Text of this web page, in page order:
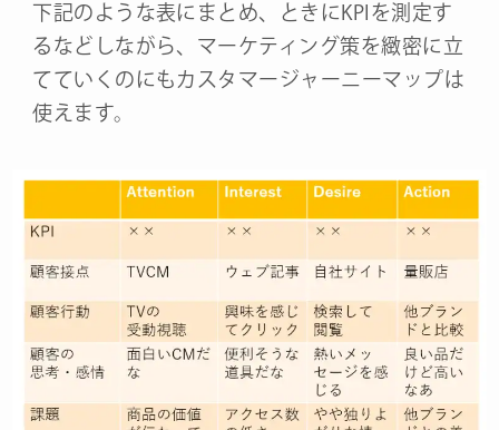
下記のような表にまとめ、ときにKPIを測定す
るなどしながら、マーケティング策を緻密に立
てていくのにもカスタマージャーニーマップは
使えます。